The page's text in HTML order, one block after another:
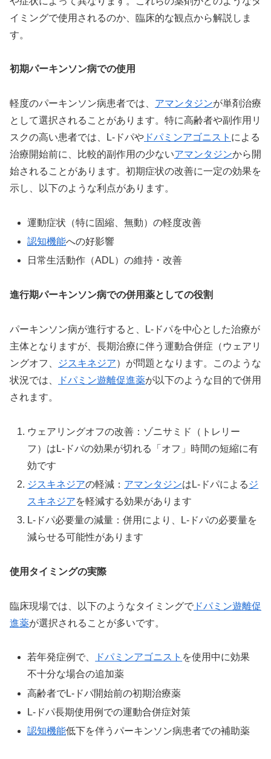
イミングで使用されるのか、臨床的な観点から解説しま
す。
初期パーキンソン病での使用
軽度のパーキンソン病患者では、 アマンタジンが単剤治療
として選択されることがあります。特に高齢者や副作用リ
スクの高い患者では、L-ドパや ドパミンアゴニスト による
治療開始前に、比較的副作用の少ないアマンタジンから開
始されることがあります。初期症状の改善に一定の効果を
示し、以下のような利点があります。
運動症状（特に固縮、無動）の軽度改善
認知機能への好影響
日常生活動作（ADL）の維持・改善
進行期パーキンソン病での併用薬としての役割
パーキンソン病が進行すると、L-ドパを中心とした治療が
主体となりますが、長期治療に伴う運動合併症（ウェアリ
ングオフ、
ジスキネジア）が問題となります。このような
状況では、
ドパミン遊離促進薬が以下のような目的で併用
されます。
ウェアリングオフの改善：ゾニサミド（トレリー
フ）はL-ドパの効果が切れる「オフ」時間の短縮に有
効です
ジスキネジアの軽減： アマンタジンはL-ドパによる ジ
スキネジアを軽減する効果があります
L-ドパ必要量の減量：併用により、L-ドパの必要量を
減らせる可能性があります
使用タイミングの実際
臨床現場では、以下のようなタイミングで ドパミン遊離促
進薬が選択されることが多いです。
若年発症例で、 ドパミンアゴニスト を使用中に効果
不十分な場合の追加薬
高齢者でL-ドパ開始前の初期治療薬
L-ドパ長期使用例での運動合併症対策
認知機能低下を伴うパーキンソン病患者での補助薬